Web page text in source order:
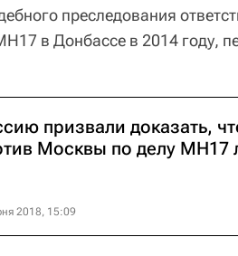
преследования
в Донбассе в 2014 году,
призвали доказать,
Москвы по делу МН17
2018, 15:09